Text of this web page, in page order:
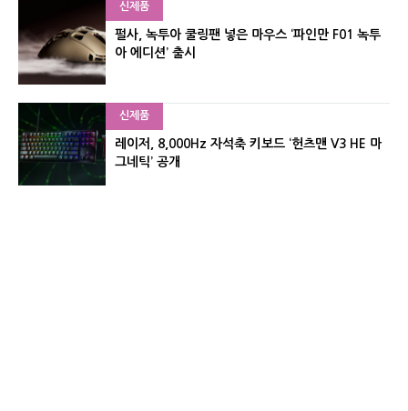
신제품
펄사, 녹투아 쿨링팬 넣은 마우스 ‘파인만 F01 녹투
아 에디션’ 출시
신제품
레이저, 8,000Hz 자석축 키보드 ‘헌츠맨 V3 HE 마
그네틱’ 공개